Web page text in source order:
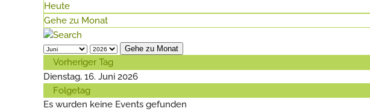
Heute
Gehe zu Monat
Gehe zu Monat
Vorheriger Tag
Dienstag, 16. Juni 2026
Folgetag
Es wurden keine Events gefunden